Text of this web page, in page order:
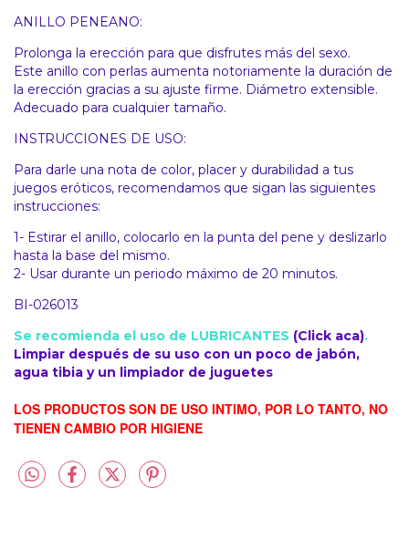
ANILLO PENEANO:
Prolonga la erección para que disfrutes más del sexo.
Este anillo con perlas aumenta notoriamente la duración de
la erección gracias a su ajuste firme. Diámetro extensible.
Adecuado para cualquier tamaño.
INSTRUCCIONES DE USO:
Para darle una nota de color, placer y durabilidad a tus
juegos eróticos, recomendamos que sigan las siguientes
instrucciones:
1- Estirar el anillo, colocarlo en la punta del pene y deslizarlo
hasta la base del mismo.
2- Usar durante un periodo máximo de 20 minutos.
BI-026013
Se recomienda el uso de LUBRICANTES (Click aca).
Limpiar después de su uso con un poco de jabón,
agua tibia y un limpiador de juguetes
LOS PRODUCTOS SON DE USO INTIMO, POR LO TANTO, NO
TIENEN CAMBIO POR HIGIENE